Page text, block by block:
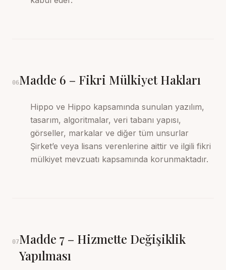
06Madde 6 – Fikri Mülkiyet Hakları
Hippo ve Hippo kapsamında sunulan yazılım,
tasarım, algoritmalar, veri tabanı yapısı,
görseller, markalar ve diğer tüm unsurlar
Şirket’e veya lisans verenlerine aittir ve ilgili fikri
mülkiyet mevzuatı kapsamında korunmaktadır.
07Madde 7 – Hizmette Değişiklik
Yapılması